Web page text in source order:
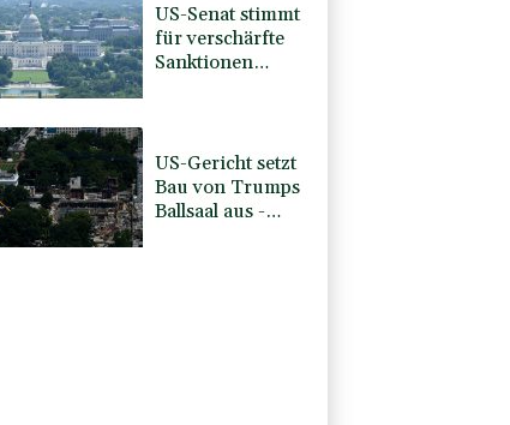
US-Senat stimmt
für verschärfte
Sanktionen
US-Gericht setzt
Bau von Trumps
Ballsaal aus -